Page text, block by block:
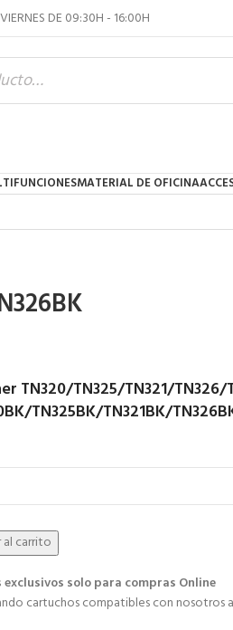
DE 09:30H - 16:00H
MATERIAL DE OFICINA
TN320/TN325/TN321/
TN325BK/TN321BK/
al carrito
exclusivos solo para compras Online​
cartuchos compatibles con nosotros